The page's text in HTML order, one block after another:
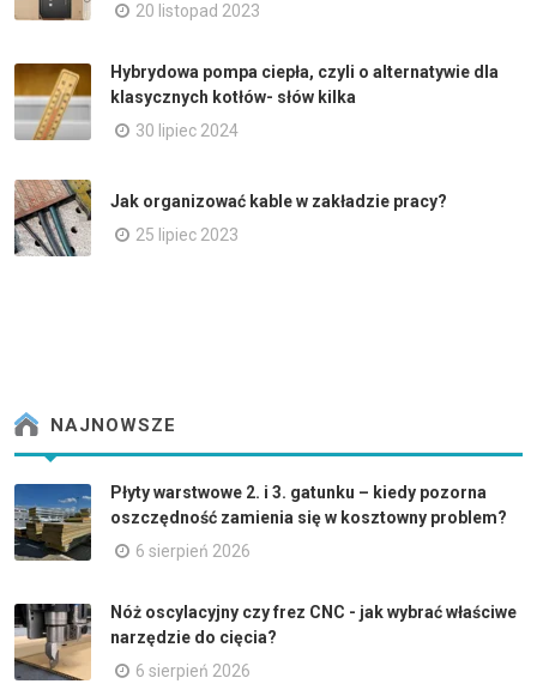
20 listopad 2023
Hybrydowa pompa ciepła, czyli o alternatywie dla
klasycznych kotłów- słów kilka
30 lipiec 2024
Jak organizować kable w zakładzie pracy?
25 lipiec 2023
NAJNOWSZE
Płyty warstwowe 2. i 3. gatunku – kiedy pozorna
oszczędność zamienia się w kosztowny problem?
6 sierpień 2026
Nóż oscylacyjny czy frez CNC - jak wybrać właściwe
narzędzie do cięcia?
6 sierpień 2026